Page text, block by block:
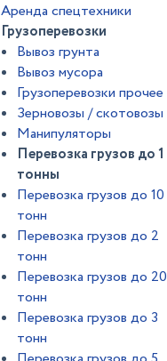
Аренда спецтехники
Грузоперевозки
Вывоз грунта
Вывоз мусора
Грузоперевозки прочее
Зерновозы / скотовозы
Манипуляторы
Перевозка грузов до 1
тонны
Перевозка грузов до 10
тонн
Перевозка грузов до 2
тонн
Перевозка грузов до 20
тонн
Перевозка грузов до 3
тонн